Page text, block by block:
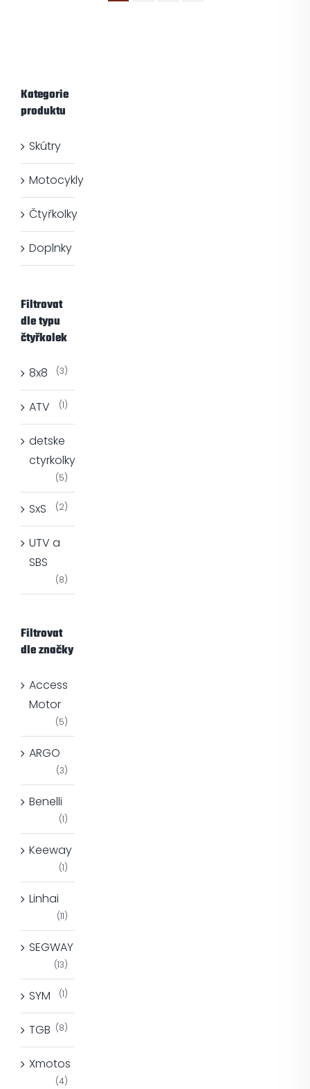
Kategorie
produktu
Skútry
Motocykly
Čtyřkolky
Doplnky
Filtrovat
dle typu
čtyřkolek
8x8 (3)
ATV (1)
detske
ctyrkolky
(5)
SxS (2)
UTV a
SBS
(8)
Filtrovat
dle značky
Access
Motor
(5)
ARGO
(3)
Benelli
(1)
Keeway
(1)
Linhai
(11)
SEGWAY
(13)
SYM (1)
TGB (8)
Xmotos
(4)